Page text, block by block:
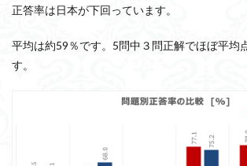
正答率は日本が下回っています。
平均は約59％です。5問中３問正解でほぼ平均
す。